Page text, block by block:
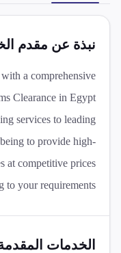
نبذة عن مقدم
a comprehensive
Clearance in Egypt
services to leading
to provide high-
at competitive prices
to your requirements.
الخدمات